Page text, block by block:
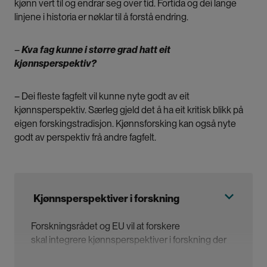
kjønn vert til og endrar seg over tid. Fortida og dei lange
linjene i historia er nøklar til å forstå endring.
–Kva fag kunne i større grad hatt eit
kjønnsperspektiv?
– Dei fleste fagfelt vil kunne nyte godt av eit
kjønnsperspektiv. Særleg gjeld det å ha eit kritisk blikk på
eigen forskingstradisjon. Kjønnsforsking kan også nyte
godt av perspektiv frå andre fagfelt.
Kjønnsperspektiver i forskning
Forskningsrådet og EU vil at forskere
skal integrere kjønnsperspektiver i forskning der